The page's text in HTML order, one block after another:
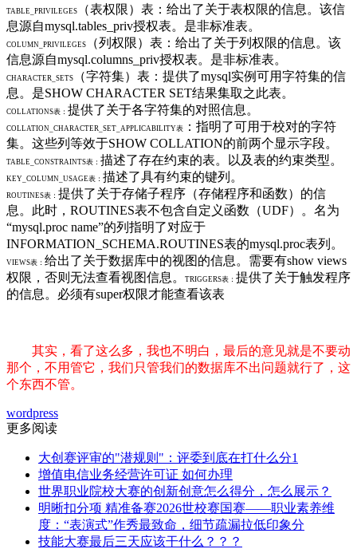
TABLE_PRIVILEGES
（表权限）表：给出了关于表权限的信息。该信
息源自mysql.tables_priv授权表。是非标准表。
COLUMN_PRIVILEGES
（列权限）表：给出了关于列权限的信息。该
信息源自mysql.columns_priv授权表。是非标准表。
CHARACTER_SETS
（字符集）表：提供了mysql实例可用字符集的信
息。是SHOW CHARACTER SET结果集取之此表。
COLLATIONS表： 提供了关于各字符集的对照信息。
COLLATION_CHARACTER_SET_APPLICABILITY表
：指明了可用于校对的字符
集。这些列等效于SHOW COLLATION的前两个显示字段。
TABLE_CONSTRAINTS表： 描述了存在约束的表。以及表的约束类型。
KEY_COLUMN_USAGE表： 描述了具有约束的键列。
ROUTINES表： 提供了关于存储子程序（存储程序和函数）的信
息。此时，ROUTINES表不包含自定义函数（UDF）。名为
“mysql.proc name”的列指明了对应于
INFORMATION_SCHEMA.ROUTINES表的mysql.proc表列。
VIEWS表： 给出了关于数据库中的视图的信息。需要有show views
权限，否则无法查看视图信息。
TRIGGERS表： 提供了关于触发程序
的信息。必须有super权限才能查看该表
其实，看了这么多，我也不明白，最后的意见就是不要动
那个，不用管它，我们只管我们的数据库不出问题就行了，这
个东西不管。
wordpress
更多阅读
大创赛评审的"潜规则"：评委到底在打什么分1
增值电信业务经营许可证 如何办理
世界职业院校大赛的创新创意怎么得分，怎么展示？
明晰扣分项 精准备赛2026世校赛国赛——职业素养维
度：“表演式”作秀最致命，细节疏漏拉低印象分
技能大赛最后三天应该干什么？？？